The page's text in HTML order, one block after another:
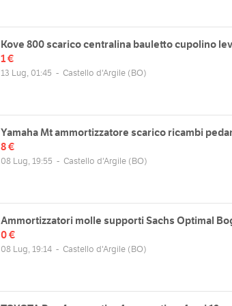
Kove 800 scarico centralina bauletto cupolino
1 €
13 Lug, 01:45 - Castello d'Argile (BO)
Yamaha Mt ammortizzatore scarico ricambi
8 €
08 Lug, 19:55 - Castello d'Argile (BO)
Ammortizzatori molle supporti Sachs Optimal
0 €
08 Lug, 19:14 - Castello d'Argile (BO)